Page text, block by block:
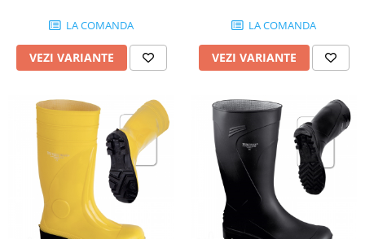
Pantofi
Sandale
LA COMANDA
VEZI VARIANTE
LA COMANDA
VEZI VARIANTE